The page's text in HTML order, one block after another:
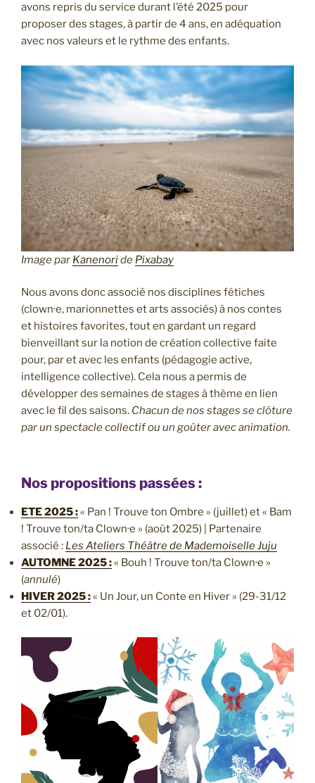
avons repris du service durant l’été 2025 pour
proposer des stages, à partir de 4 ans, en adéquation
avec nos valeurs et le rythme des enfants.
Image par Kanenoride Pixabay
Nous avons donc associé nos disciplines fétiches
(clown·e, marionnettes et arts associés) à nos contes
et histoires favorites, tout en gardant un regard
bienveillant sur la notion de création collective faite
pour, par et avec les enfants (pédagogie active,
intelligence collective). Cela nous a permis de
développer des semaines de stages à thème en lien
avec le fil des saisons. Chacun de nos stages se clôture
par un spectacle collectif ou un goûter avec animation.
Nos propositions passées :
ETE 2025 :« Pan ! Trouve ton Ombre » (juillet) et « Bam
! Trouve ton/ta Clown·e » (août 2025) | Partenaire
associé : Les Ateliers Théâtre de Mademoiselle Juju
AUTOMNE 2025 :« Bouh ! Trouve ton/ta Clown·e »
(annulé)
HIVER 2025 :« Un Jour, un Conte en Hiver » (29-31/12
et 02/01).